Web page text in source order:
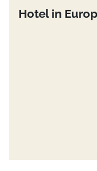
Hotel in